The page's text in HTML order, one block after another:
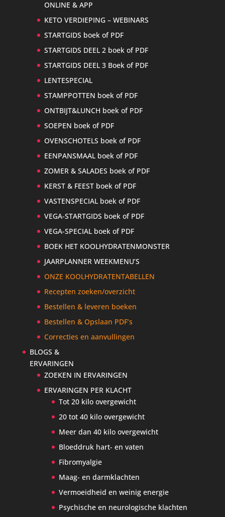
ONLINE & APP
KETO VERDIEPING – WEBINARS
STARTGIDS boek of PDF
STARTGIDS DEEL 2 boek of PDF
STARTGIDS DEEL 3 Boek of PDF
LENTESPECIAL
STAMPPOTTEN boek of PDF
ONTBIJT&LUNCH boek of PDF
SOEPEN boek of PDF
OVENSCHOTELS boek of PDF
EENPANSMAAL boek of PDF
ZOMER & SALADES boek of PDF
KERST & FEEST boek of PDF
VASTENSPECIAL boek of PDF
VEGA-STARTGIDS boek of PDF
VEGA-SPECIAL boek of PDF
BOEK HET KOOLHYDRATENMONSTER
JAARPLANNER WEEKMENU’S
ONZE KOOLHYDRATENTABELLEN
Recepten zoeken/overzicht
Bestellen & leveren boeken
Bestellen & Opslaan PDF’s
Correcties en aanvullingen
BLOGS &
ERVARINGEN
ZOEKEN IN ERVARINGEN
ERVARINGEN PER KLACHT
Tot 20 kilo overgewicht
20 tot 40 kilo overgewicht
Meer dan 40 kilo overgewicht
Bloeddruk hart- en vaten
Fibromyalgie
Maag- en darmklachten
Vermoeidheid en weinig energie
Psychische en neurologische klachten